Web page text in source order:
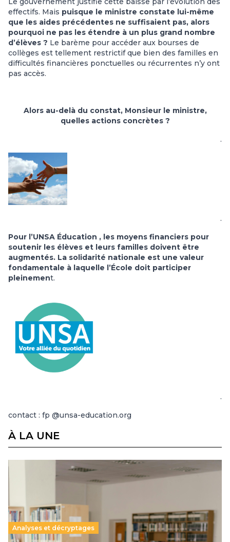
effectifs. Mais puisque le ministre constate lui-même
que les aides précédentes ne suffisaient pas, alors
pourquoi ne pas les étendre à un plus grand nombre
d’élèves ? Le barème pour accéder aux bourses de
collèges est tellement restrictif que bien des familles en
difficultés financières ponctuelles ou récurrentes n’y ont
pas accès.
Alors au-delà du constat, Monsieur le ministre,
quelles actions concrètes ?
.
.
Pour l’UNSA Éducation , les moyens financiers pour
soutenir les élèves et leurs familles doivent être
augmentés. La solidarité nationale est une valeur
fondamentale à laquelle l’École doit participer
pleinement.
.
contact : fp @unsa-education.org
À LA UNE
Analyses et décryptages